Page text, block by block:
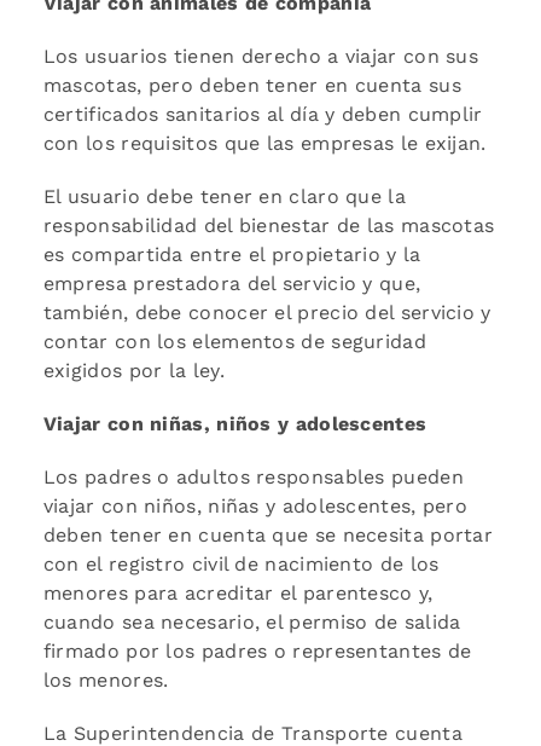
Los usuarios tienen derecho a viajar con sus
mascotas, pero deben tener en cuenta sus
certificados sanitarios al día y deben cumplir
con los requisitos que las empresas le exijan.
El usuario debe tener en claro que la
responsabilidad del bienestar de las mascotas
es compartida entre el propietario y la
empresa prestadora del servicio y que,
también, debe conocer el precio del servicio y
contar con los elementos de seguridad
exigidos por la ley.
Viajar con niñas, niños y adolescentes
Los padres o adultos responsables pueden
viajar con niños, niñas y adolescentes, pero
deben tener en cuenta que se necesita portar
con el registro civil de nacimiento de los
menores para acreditar el parentesco y,
cuando sea necesario, el permiso de salida
firmado por los padres o representantes de
los menores.
La Superintendencia de Transporte cuenta